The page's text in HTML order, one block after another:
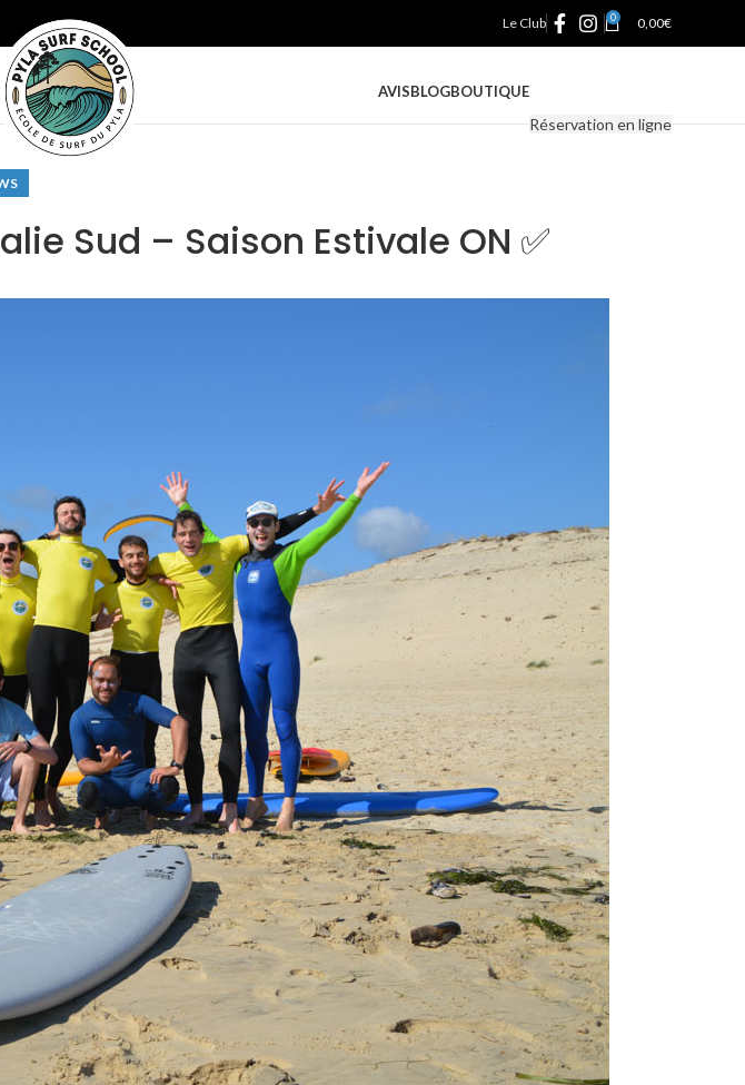
Le Club 0 0,00€
AVISBLOGBOUTIQUE
Réservation en ligne
Sud – Saison Estivale ON ✅